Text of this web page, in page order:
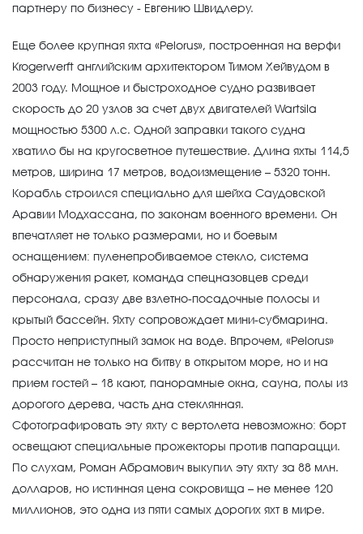
партнеру по бизнесу - Евгению Швидлеру.
Еще более крупная яхта «Pelorus», построенная на верфи
Krogerwerft английским архитектором Тимом Хейвудом в
2003 году. Мощное и быстроходное судно развивает
скорость до 20 узлов за счет двух двигателей Wartsila
мощностью 5300 л.с. Одной заправки такого судна
хватило бы на кругосветное путешествие. Длина яхты 114,5
метров, ширина 17 метров, водоизмещение – 5320 тонн.
Корабль строился специально для шейха Саудовской
Аравии Модхассана, по законам военного времени. Он
впечатляет не только размерами, но и боевым
оснащением: пуленепробиваемое стекло, система
обнаружения ракет, команда спецназовцев среди
персонала, сразу две взлетно-посадочные полосы и
крытый бассейн. Яхту сопровождает мини-субмарина.
Просто неприступный замок на воде. Впрочем, «Pelorus»
рассчитан не только на битву в открытом море, но и на
прием гостей – 18 кают, панорамные окна, сауна, полы из
дорогого дерева, часть дна стеклянная.
Сфотографировать эту яхту с вертолета невозможно: борт
освещают специальные прожекторы против папарацци.
По слухам, Роман Абрамович выкупил эту яхту за 88 млн.
долларов, но истинная цена сокровища – не менее 120
миллионов, это одна из пяти самых дорогих яхт в мире.